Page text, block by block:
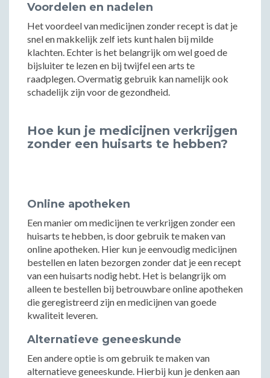
Voordelen en nadelen
Het voordeel van medicijnen zonder recept is dat je
snel en makkelijk zelf iets kunt halen bij milde
klachten. Echter is het belangrijk om wel goed de
bijsluiter te lezen en bij twijfel een arts te
raadplegen. Overmatig gebruik kan namelijk ook
schadelijk zijn voor de gezondheid.
Hoe kun je medicijnen verkrijgen
zonder een huisarts te hebben?
Online apotheken
Een manier om medicijnen te verkrijgen zonder een
huisarts te hebben, is door gebruik te maken van
online apotheken. Hier kun je eenvoudig medicijnen
bestellen en laten bezorgen zonder dat je een recept
van een huisarts nodig hebt. Het is belangrijk om
alleen te bestellen bij betrouwbare online apotheken
die geregistreerd zijn en medicijnen van goede
kwaliteit leveren.
Alternatieve geneeskunde
Een andere optie is om gebruik te maken van
alternatieve geneeskunde. Hierbij kun je denken aan